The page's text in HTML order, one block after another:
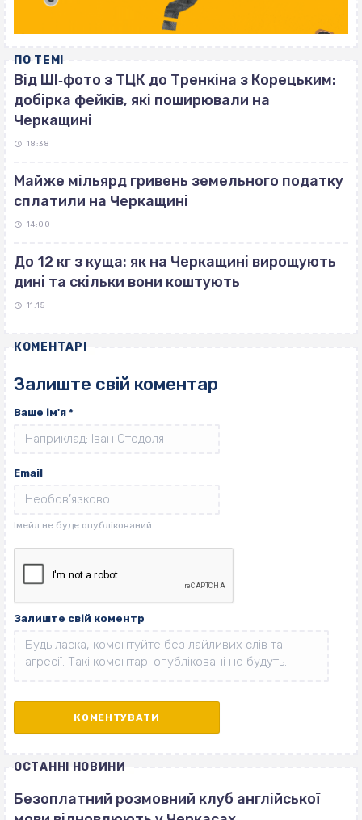
ПО ТЕМІ
Від ШІ‐фото з ТЦК до Тренкіна з Корецьким:
добірка фейків, які поширювали на
Черкащині
18:38
Майже мільярд гривень земельного податку
сплатили на Черкащині
14:00
До 12 кг з куща: як на Черкащині вирощують
дині та скільки вони коштують
11:15
КОМЕНТАРІ
Залиште свій коментар
Ваше ім'я *
Email
Залиште свій коментр
ОСТАННІ НОВИНИ
Безоплатний розмовний клуб англійської